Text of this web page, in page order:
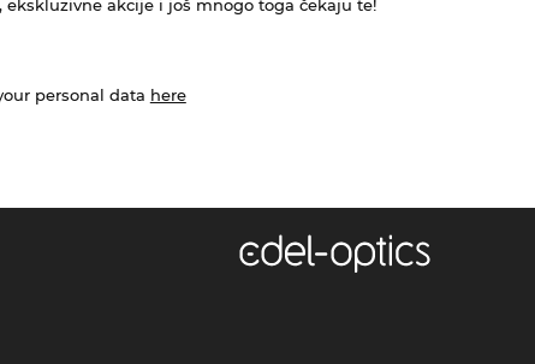
akcije i još mnogo toga čekaju te!
personal data here